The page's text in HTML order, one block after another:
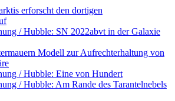
erforscht den dortigen
/ Hubble: SN 2022abvt in der Galaxie
Modell zur Aufrechterhaltung von
/ Hubble: Eine von Hundert
/ Hubble: Am Rande des Tarantelnebels